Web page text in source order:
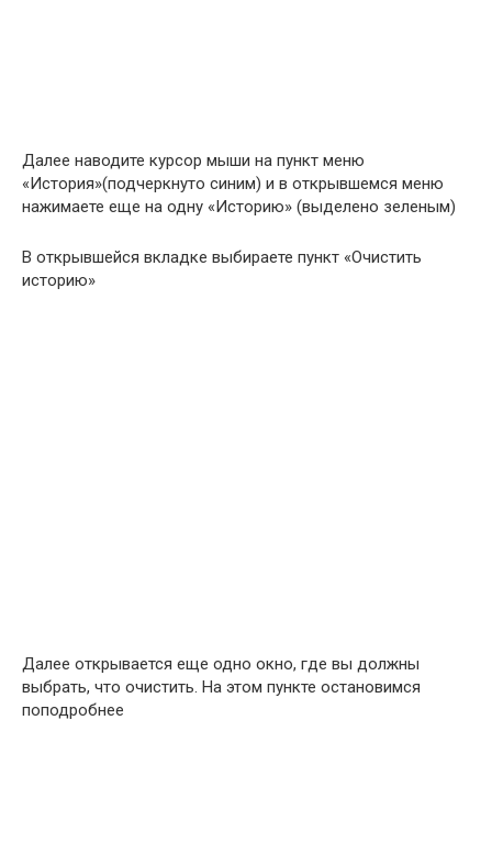
Далее наводите курсор мыши на пункт меню
«История»(подчеркнуто синим) и в открывшемся меню
нажимаете еще на одну «Историю» (выделено зеленым)
В открывшейся вкладке выбираете пункт «Очистить
историю»
Далее открывается еще одно окно, где вы должны
выбрать, что очистить. На этом пункте остановимся
поподробнее